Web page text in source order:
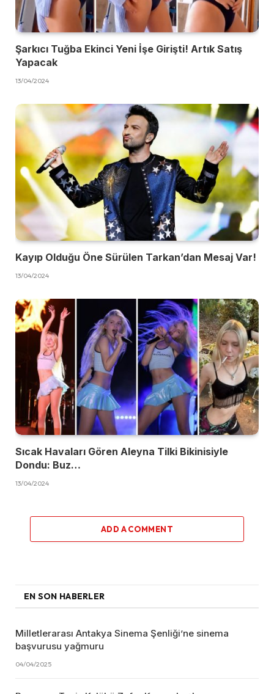
Şarkıcı Tuğba Ekinci Yeni İşe Girişti! Artık Satış
Yapacak
13/04/2024
Kayıp Olduğu Öne Sürülen Tarkan’dan Mesaj Var!
13/04/2024
Sıcak Havaları Gören Aleyna Tilki Bikinisiyle
Dondu: Buz…
13/04/2024
ADD A COMMENT
EN SON HABERLER
Milletlerarası Antakya Sinema Şenliği’ne sinema
başvurusu yağmuru
04/04/2025